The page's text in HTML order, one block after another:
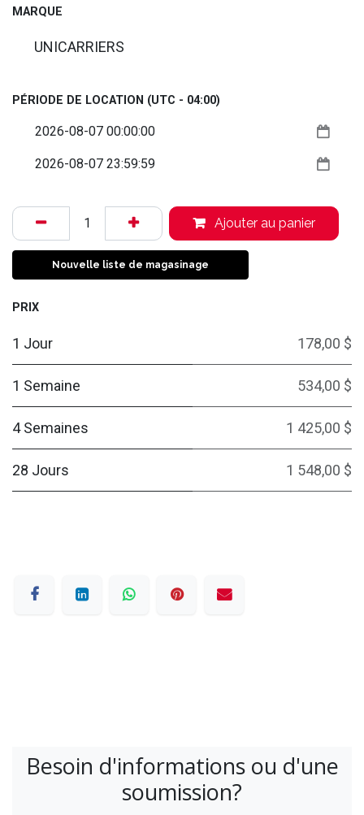
MARQUE
UNICARRIERS
PÉRIODE DE LOCATION (UTC - 04:00)
Ajouter au panier
Nouvelle liste de magasinage
PRIX
1 Jour 178,00 $
1 Semaine 534,00 $
4 Semaines 1 425,00 $
28 Jours 1 548,00 $
Besoin d'informations ou d'une
soumission?